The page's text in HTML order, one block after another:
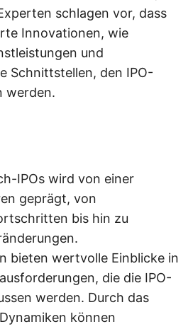
schlagen vor, dass
Innovationen, wie
und
Schnittstellen, den IPO-
werden.
IPOs wird von einer
geprägt, von
bis hin zu
bieten wertvolle Einblicke in
die die IPO-
werden. Durch das
können